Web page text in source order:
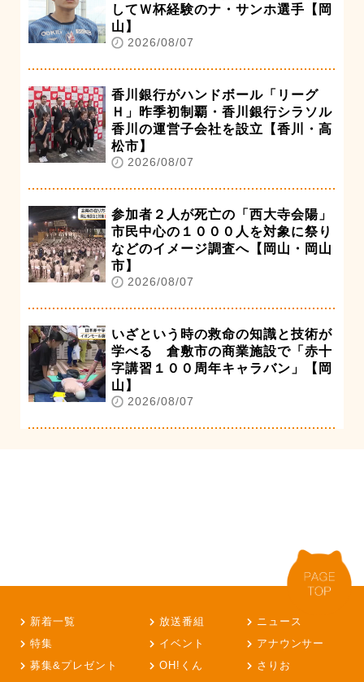
してＷ杯経験のナ・サンホ選手【岡
山】
2026/08/07
香川銀行がハンドボール「リーグ
Ｈ」昨季初制覇・香川銀行シラソル
香川の運営子会社を設立【香川・高
松市】
2026/08/07
参加者２人が死亡の「西大寺会陽」
市民中心の１０００人を対象に祭り
などのイメージ調査へ【岡山・岡山
市】
2026/08/07
いざという時の救命の知識と技術が
学べる 倉敷市の商業施設で「赤十
字講習１００周年キャラバン」【岡
山】
2026/08/07
新着一覧 放送番組
ニュース
特集
イベント
アナウンサー
募集&プレゼント
OH!くん さりお